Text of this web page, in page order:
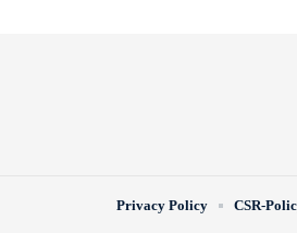
Privacy Policy CSR-